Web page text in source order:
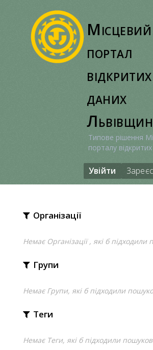
Місцевий
портал
відкритих
даних
Типове рішення
порталу
Увійти
Організації
Немає Організації , які б
Групи
Немає Групи, які б підходили
Теги
Немає Теги, які б підходили